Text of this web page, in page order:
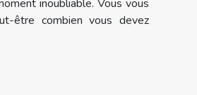
inoubliable. Vous vous
être combien vous devez